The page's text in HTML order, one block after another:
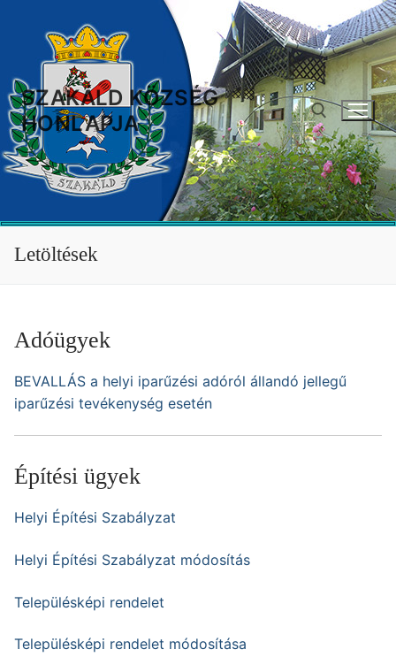
tartalomra
SZAKÁLD KÖZSÉG
HONLAPJA
Keresése:
Letöltések
Adóügyek
BEVALLÁS a helyi iparűzési adóról állandó jellegű
iparűzési tevékenység esetén
Építési ügyek
Helyi Építési Szabályzat
Helyi Építési Szabályzat módosítás
Településképi rendelet
Településképi rendelet módosítása